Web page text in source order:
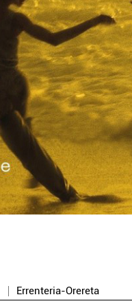
Errenteria-Orereta